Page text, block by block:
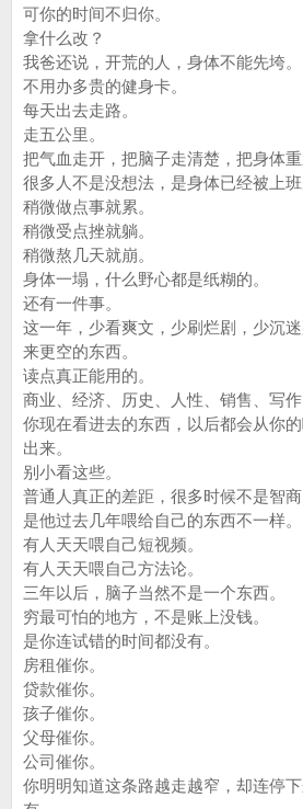
可你的时间不归你。
拿什么改？
我爸还说，开荒的人，身体不能先垮。
不用办多贵的健身卡。
每天出去走路。
走五公里。
把气血走开，把脑子走清楚，把身体重
很多人不是没想法，是身体已经被上班
稍微做点事就累。
稍微受点挫就躺。
稍微熬几天就崩。
身体一塌，什么野心都是纸糊的。
还有一件事。
这一年，少看爽文，少刷烂剧，少沉
来更空的东西。
读点真正能用的。
商业、经济、历史、人性、销售、写作
你现在看进去的东西，以后都会从你
出来。
别小看这些。
普通人真正的差距，很多时候不是智商
是他过去几年喂给自己的东西不一样。
有人天天喂自己短视频。
有人天天喂自己方法论。
三年以后，脑子当然不是一个东西。
穷最可怕的地方，不是账上没钱。
是你连试错的时间都没有。
房租催你。
贷款催你。
孩子催你。
父母催你。
公司催你。
你明明知道这条路越走越窄，却连停